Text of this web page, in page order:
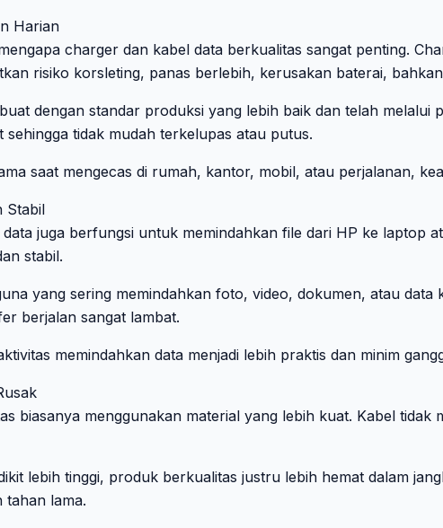
Harian
charger dan kabel data berkualitas sangat penting.
risiko korsleting, panas berlebih, kerusakan baterai,
dengan standar produksi yang lebih baik dan telah melalui
tidak mudah terkelupas atau putus.
saat mengecas di rumah, kantor, mobil, atau perjalanan,
Stabil
juga berfungsi untuk memindahkan file dari HP ke laptop
stabil.
yang sering memindahkan foto, video, dokumen, atau
berjalan sangat lambat.
memindahkan data menjadi lebih praktis dan minim
biasanya menggunakan material yang lebih kuat. Kabel
lebih tinggi, produk berkualitas justru lebih hemat dalam
tahan lama.